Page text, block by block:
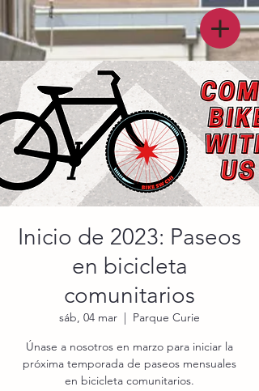
Inicio de 2023: Paseos
en bicicleta
comunitarios
sáb, 04 mar
  |
Parque Curie
Únase a nosotros en marzo para iniciar la
próxima temporada de paseos mensuales
en bicicleta comunitarios.